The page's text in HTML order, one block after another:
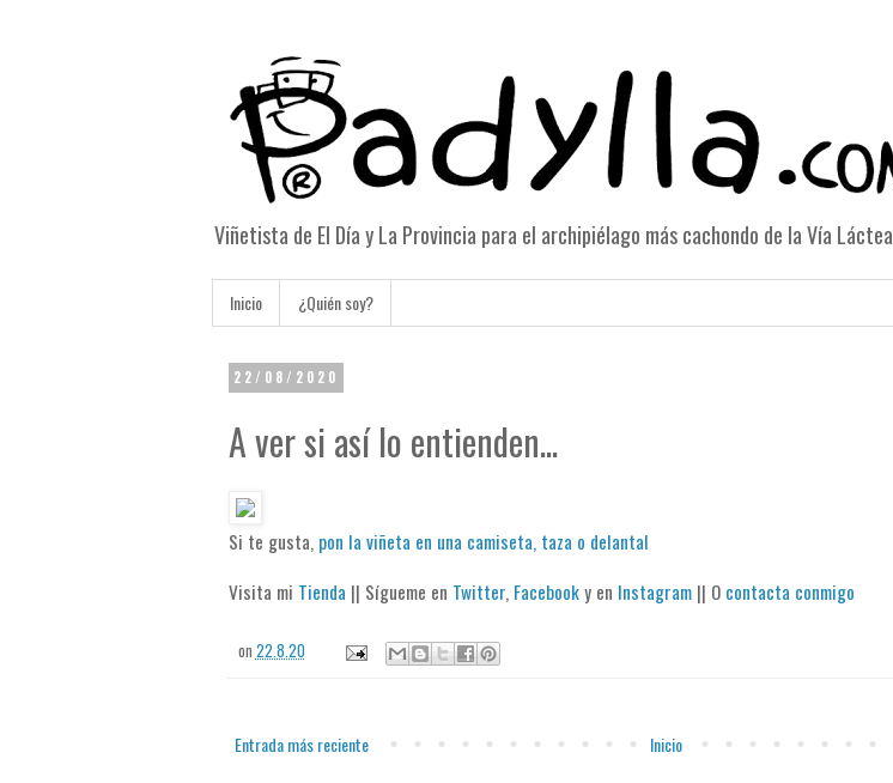
Viñetista de El Día y La Provincia para el archipiélago más cachondo de la Vía Láctea
Inicio ¿Quién soy?
22/08/2020
A ver si así lo entienden...
Si te gusta, pon la viñeta en una camiseta, taza o delantal
Visita mi Tienda || Sígueme en Twitter, Facebooky en Instagram|| O contacta conmigo
on 22.8.20
Entrada más reciente Inicio